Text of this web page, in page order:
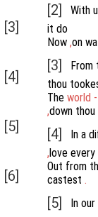
[3]
[4]
[5]
[6]
[2] With
it do
Now ,on
[3] From
thou
The world -
,down thou
[4] In a
,love every
Out from
castest .
[5] In our